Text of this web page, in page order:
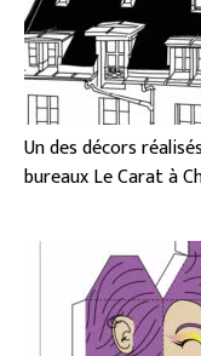
Un des décors
bureaux Le Carat à